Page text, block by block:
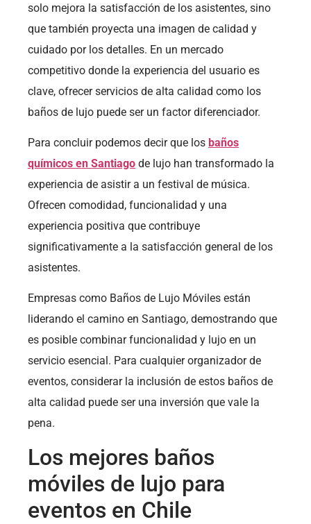
solo mejora la satisfacción de los asistentes, sino
que también proyecta una imagen de calidad y
cuidado por los detalles. En un mercado
competitivo donde la experiencia del usuario es
clave, ofrecer servicios de alta calidad como los
baños de lujo puede ser un factor diferenciador.
Para concluir podemos decir que los baños
químicos en Santiago de lujo han transformado la
experiencia de asistir a un festival de música.
Ofrecen comodidad, funcionalidad y una
experiencia positiva que contribuye
significativamente a la satisfacción general de los
asistentes.
Empresas como Baños de Lujo Móviles están
liderando el camino en Santiago, demostrando que
es posible combinar funcionalidad y lujo en un
servicio esencial. Para cualquier organizador de
eventos, considerar la inclusión de estos baños de
alta calidad puede ser una inversión que vale la
pena.
Los mejores baños
móviles de lujo para
eventos en Chile